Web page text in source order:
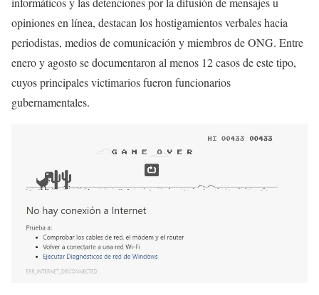
opiniones en línea, destacan los hostigamientos verbales hacia
periodistas, medios de comunicación y miembros de ONG. Entre
enero y agosto se documentaron al menos 12 casos de este tipo,
cuyos principales victimarios fueron funcionarios
gubernamentales.